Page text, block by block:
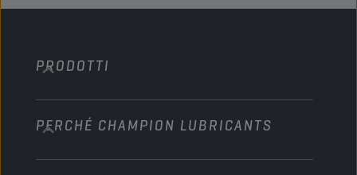
PRODOTTI
Autovetture
Autobus e automezzi pesanti
PERCHÉ CHAMPION LUBRICANTS